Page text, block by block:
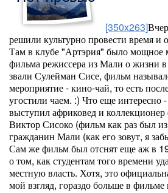
[350x263]
решили культурно провести время
Там в клубе "Артэрия" было мощное
фильма режиссера из Мали о жизни
звали Сулейман Сисе, фильм
мероприятие - кино-чай, то есть
угостили чаем. :) Что еще интересно
выступил африковед и
Виктор Сисоко (фильм как раз был
гражданин Мали (как его зовут, я
Сам же фильм был отснят еще аж в
о том, как студентам того времени
местную власть. Хотя, это
мой взгляд, гораздо больше в